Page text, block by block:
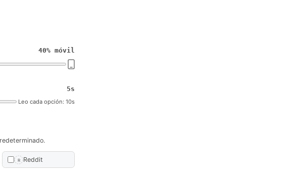
40% móvil
5s
Leo cada opción: 10s
R Reddit